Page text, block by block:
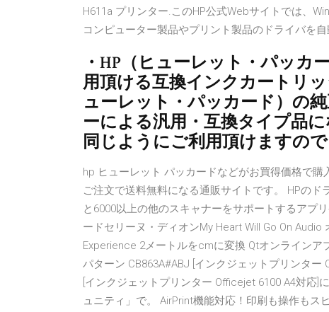
H611a プリンター.このHP公式Webサイトでは、
コンピューター製品やプリント製品のドライバを
・HP（ヒューレット・パッカ
用頂ける互換インクカートリ
ューレット・パッカード）の
ーによる汎用・互換タイプ品
同じようにご利用頂けますので
hp ヒューレット パッカードなどがお買得価格で
ご注文で送料無料になる通販サイトです。 HPの
と6000以上の他のスキャナーをサポートするアプ
ードセリーヌ・ディオンMy Heart Will Go On
Experience 2メートルをcmに変換 Qtオンラインア
パターン CB863A#ABJ [インクジェットプリンタ
[インクジェットプリンター Officejet 6100 A4対応]
ュニティ」で。 AirPrint機能対応！印刷も操作も